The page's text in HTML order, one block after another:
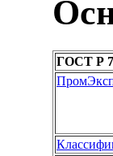
ГОСТ Р